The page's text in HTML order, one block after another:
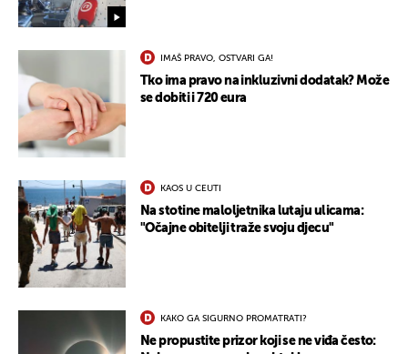
IMAŠ PRAVO, OSTVARI GA!
Tko ima pravo na inkluzivni dodatak? Može
se dobiti i 720 eura
KAOS U CEUTI
Na stotine maloljetnika lutaju ulicama:
"Očajne obitelji traže svoju djecu"
KAKO GA SIGURNO PROMATRATI?
Ne propustite prizor koji se ne viđa često: